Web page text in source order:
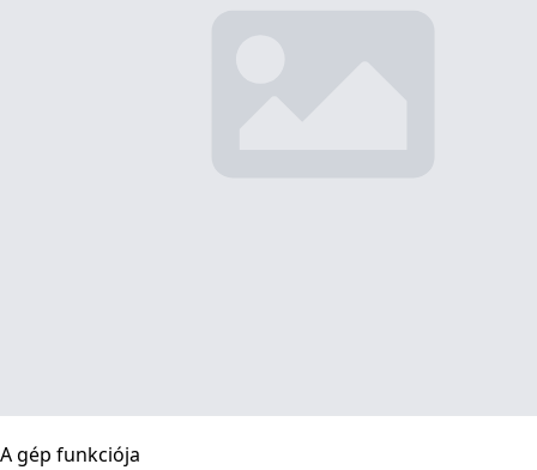
A gép funkciója